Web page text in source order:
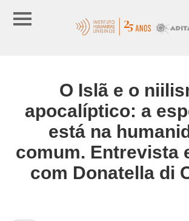
O Islã e o
apocalíptico: a
está na
comum. Entrevista
com Donatella di